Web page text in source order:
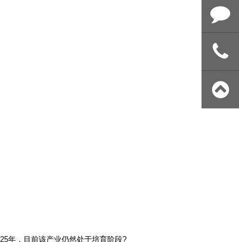
年，目前该产业仍然处于培育阶段?
微信公众
在线咨询
025